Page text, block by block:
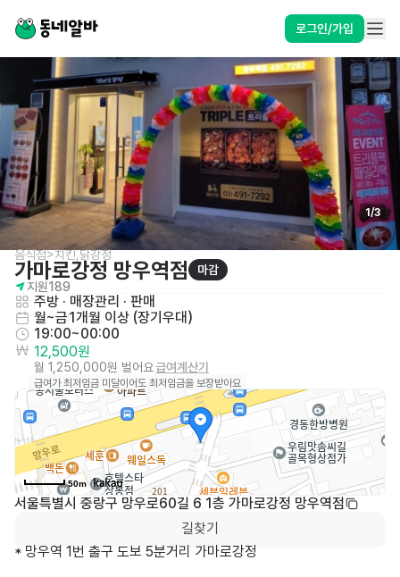
로그인/가입
1/3
음식점>치킨,닭강정
가마로강정 망우역점
마감
지원189
주방 · 매장관리 · 판매
월~금1개월 이상 (장기우대)
19:00~00:00
12,500원
월 1,250,000원 벌어요급여계산기
급여가 최저임금 미달이어도 최저임금을 보장받아요
50m
서울특별시 중랑구 망우로60길 6 1층 가마로강정 망우역점
길찾기
* 망우역 1번 출구 도보 5분거리 가마로강정